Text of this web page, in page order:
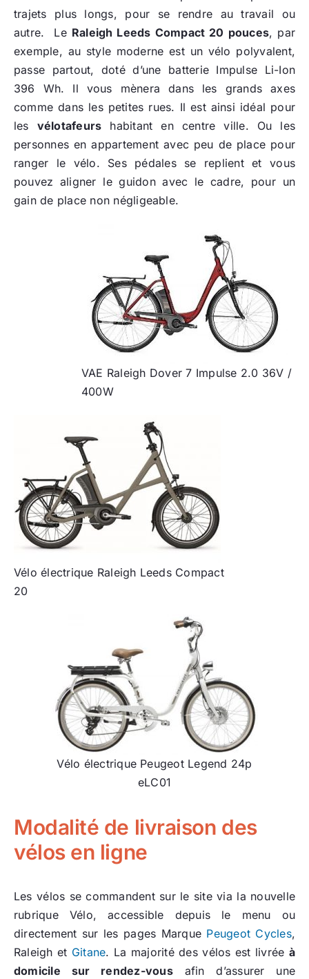
trajets plus longs, pour se rendre au travail ou
autre. Le Raleigh Leeds Compact 20 pouces, par
exemple, au style moderne est un vélo polyvalent,
passe partout, doté d’une batterie Impulse Li-Ion
396 Wh. Il vous mènera dans les grands axes
comme dans les petites rues. Il est ainsi idéal pour
les vélotafeurs habitant en centre ville. Ou les
personnes en appartement avec peu de place pour
ranger le vélo. Ses pédales se replient et vous
pouvez aligner le guidon avec le cadre, pour un
gain de place non négligeable.
VAE Raleigh Dover 7 Impulse 2.0 36V /
400W
Vélo électrique Raleigh Leeds Compact
20
Vélo électrique Peugeot Legend 24p
eLC01
Modalité de livraison des
vélos en ligne
Les vélos se commandent sur le site via la nouvelle
rubrique Vélo, accessible depuis le menu ou
directement sur les pages Marque Peugeot Cycles,
Raleigh et Gitane. La majorité des vélos est livrée à
domicile sur rendez-vousafin d’assurer une